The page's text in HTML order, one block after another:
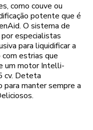
como couve ou
potente que é
O sistema de
especialistas
para liquidificar a
estrias que
um motor Intelli-
cv. Deteta
para manter sempre a